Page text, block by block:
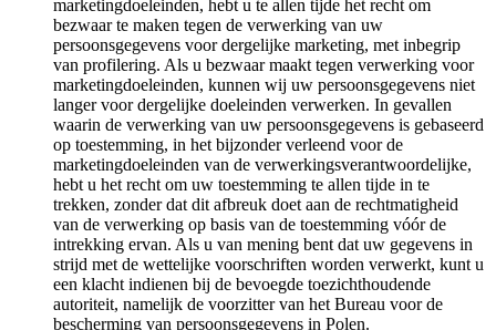
marketingdoeleinden, hebt u te allen tijde het recht om
bezwaar te maken tegen de verwerking van uw
persoonsgegevens voor dergelijke marketing, met inbegrip
van profilering. Als u bezwaar maakt tegen verwerking voor
marketingdoeleinden, kunnen wij uw persoonsgegevens niet
langer voor dergelijke doeleinden verwerken. In gevallen
waarin de verwerking van uw persoonsgegevens is gebaseerd
op toestemming, in het bijzonder verleend voor de
marketingdoeleinden van de verwerkingsverantwoordelijke,
hebt u het recht om uw toestemming te allen tijde in te
trekken, zonder dat dit afbreuk doet aan de rechtmatigheid
van de verwerking op basis van de toestemming vóór de
intrekking ervan. Als u van mening bent dat uw gegevens in
strijd met de wettelijke voorschriften worden verwerkt, kunt u
een klacht indienen bij de bevoegde toezichthoudende
autoriteit, namelijk de voorzitter van het Bureau voor de
bescherming van persoonsgegevens in Polen.